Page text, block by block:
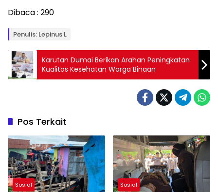
Dibaca : 290
Penulis: Lepinus L
Karutan Dumai Berikan Arahan Peningkatan
Kualitas Kesehatan Warga Binaan
Pos Terkait
Sosial Sosial